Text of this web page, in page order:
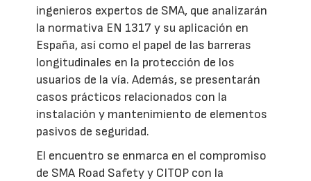
ingenieros expertos de SMA, que analizarán
la normativa EN 1317 y su aplicación en
España, así como el papel de las barreras
longitudinales en la protección de los
usuarios de la vía. Además, se presentarán
casos prácticos relacionados con la
instalación y mantenimiento de elementos
pasivos de seguridad.
El encuentro se enmarca en el compromiso
de SMA Road Safety y CITOP con la